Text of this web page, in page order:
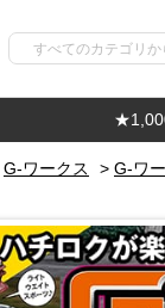
G-ワークス > G-ワ